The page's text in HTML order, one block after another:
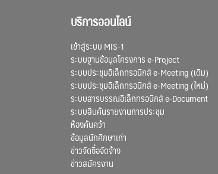
บริการออนไลน์
เข้าสู่ระบบ MIS-1
ระบบฐานข้อมูลโครงการ e-Project
ระบบประชุมอิเล็กทรอนิกส์ e-Meeting (เดิม)
ระบบประชุมอิเล็กทรอนิกส์ e-Meeting (ใหม่)
ระบบสารบรรณอิเล็กทรอนิกส์ e-Document
ระบบสืบค้นรายงานการประชุม
ห้องค้นคว้า
ข้อมูลนักศึกษาเก่า
ข่าวจัดซื้อจัดจ้าง
ข่าวสมัครงาน